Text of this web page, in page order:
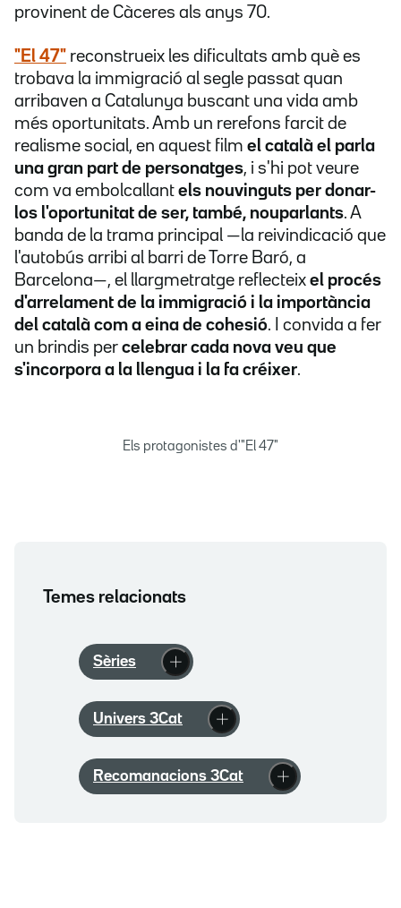
provinent de Càceres als anys 70.
"El 47" reconstrueix les dificultats amb què es
trobava la immigració al segle passat quan
arribaven a Catalunya buscant una vida amb
més oportunitats. Amb un rerefons farcit de
realisme social, en aquest film el català el parla
una gran part de personatges, i s'hi pot veure
com va embolcallant els nouvinguts per donar-
los l'oportunitat de ser, també, nouparlants. A
banda de la trama principal —la reivindicació que
l'autobús arribi al barri de Torre Baró, a
Barcelona—, el llargmetratge reflecteix el procés
d'arrelament de la immigració i la importància
del català com a eina de cohesió. I convida a fer
un brindis per celebrar cada nova veu que
s'incorpora a la llengua i la fa créixer.
Els protagonistes d'"El 47"
Temes relacionats
Sèries
Univers 3Cat
Recomanacions 3Cat